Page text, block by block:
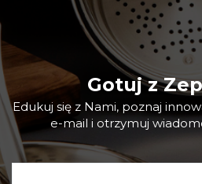
Gotuj z
Edukuj się z Nami, poznaj
e-mail i otrzymuj